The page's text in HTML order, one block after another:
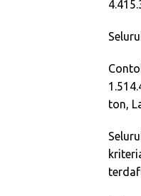
ton,